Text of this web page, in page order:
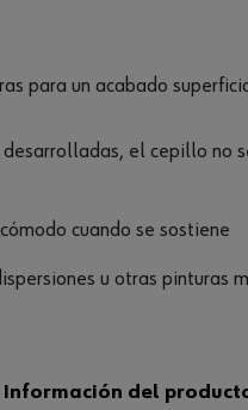
para un acabado
el cepillo no
cuando se sostiene
u otras
Información del